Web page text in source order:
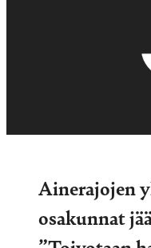
Ainerajojen
osakunnat